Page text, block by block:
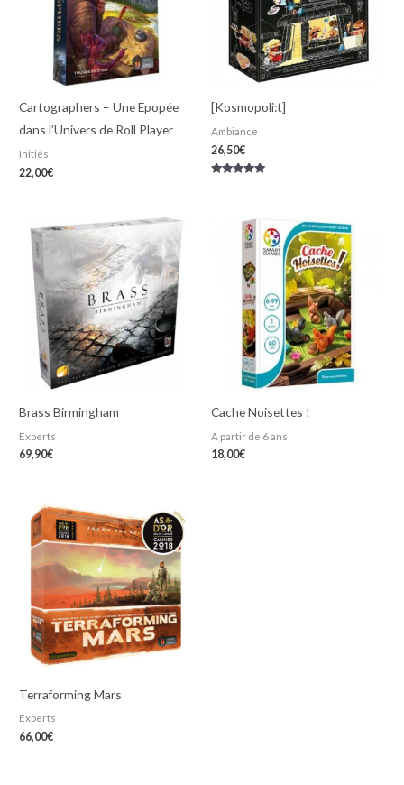
Cartographers – Une Epopée
dans l’Univers de Roll Player
Initiés
22,00€
[Kosmopoli:t]
Ambiance
26,50€
Brass Birmingham
Experts
69,90€
Cache Noisettes !
A partir de 6 ans
18,00€
Terraforming Mars
Experts
66,00€